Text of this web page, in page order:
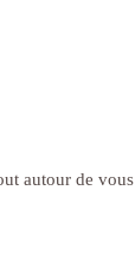
autour de vous